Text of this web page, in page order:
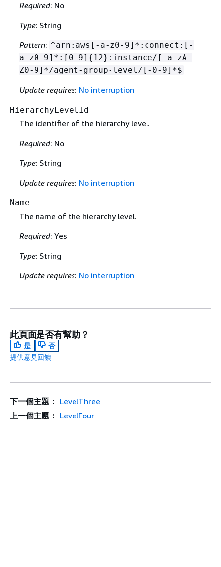
Required: No
Type: String
Pattern: ^arn:aws[-a-z0-9]*:connect:[-
a-z0-9]*:[0-9] { 12}:instance/[-a-zA-
Z0-9]*/agent-group-level/[-0-9]*$
Update requires: No interruption
HierarchyLevelId
The identifier of the hierarchy level.
Required: No
Type: String
Update requires: No interruption
Name
The name of the hierarchy level.
Required: Yes
Type: String
Update requires: No interruption
此頁面是否有幫助？
是
否
提供意見回饋
下一個主題： LevelThree
上一個主題： LevelFour